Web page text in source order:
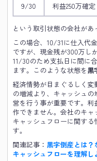
9/30 利益250万確
という取引状態の会社があ
この場合、10/31に仕入代
ですが、現金残が300万し
11/30のため支払日に間に
ます。このような状態を黒
経済情勢が目まぐるしく
の増減より、キャッシュ
営を行う事が重要です。
作できません。会社のキ
キャッシュフローに関す
す。
関連記事： 黒字倒産とは
キャッシュフローを理解し